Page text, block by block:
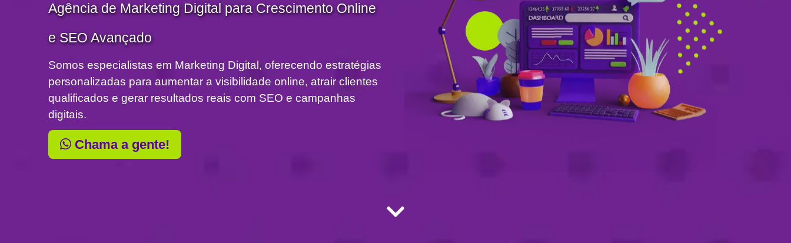
Agência de Marketing Digital para Crescimento Online
e SEO Avançado
Somos especialistas em Marketing Digital, oferecendo estratégias
personalizadas para aumentar a visibilidade online, atrair clientes
qualificados e gerar resultados reais com SEO e campanhas
digitais.
Chama a gente!